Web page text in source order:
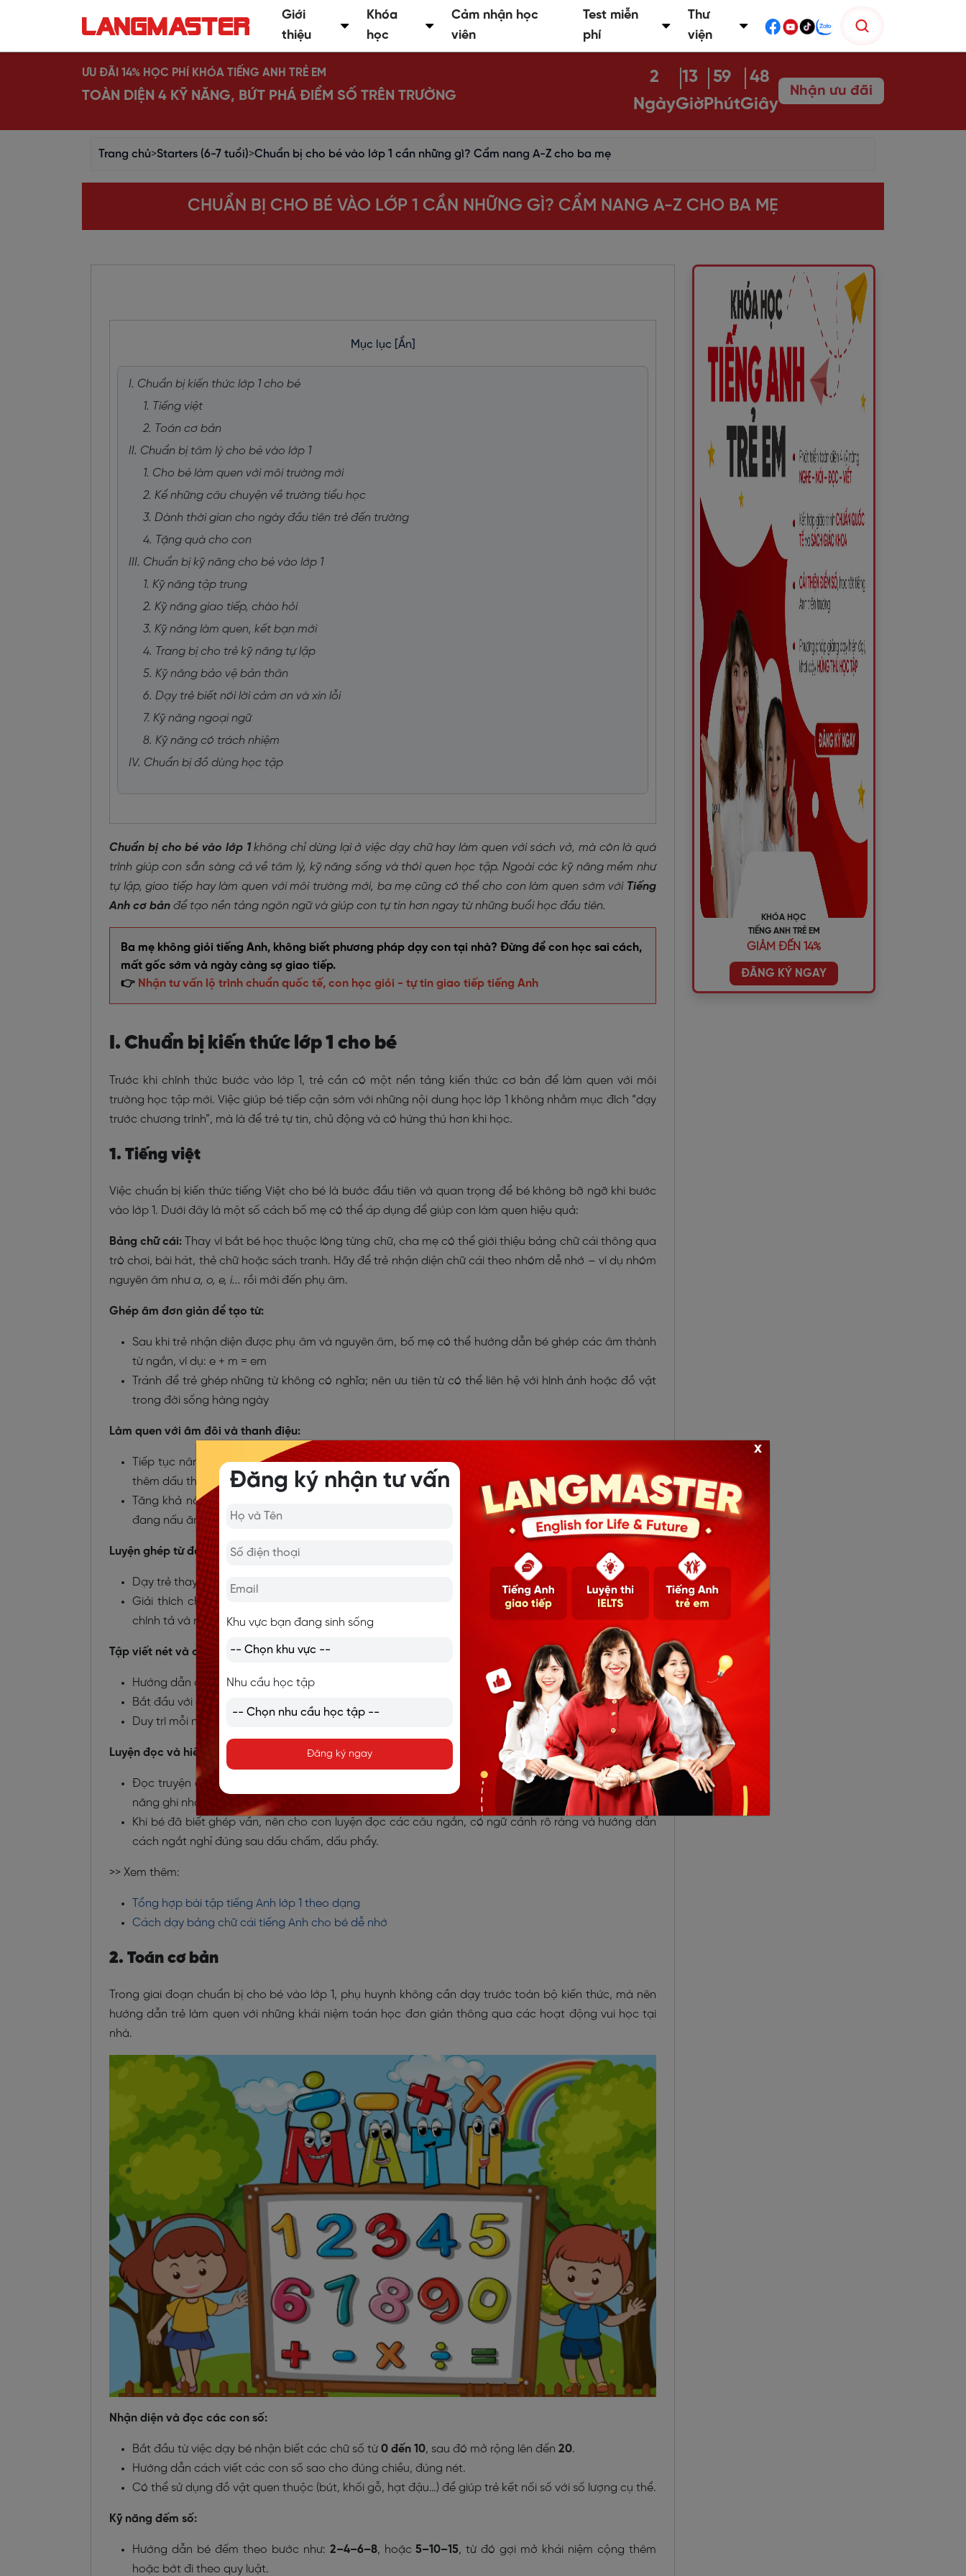
Giới
thiệu
Khóa
học
Cảm nhận học
viên
Test miễn
phí
Thư
viện
ƯU ĐÃI 14% HỌC PHÍ KHÓA TIẾNG ANH TRẺ EM
TOÀN DIỆN 4 KỸ NĂNG, BỨT PHÁ ĐIỂM SỐ TRÊN TRƯỜNG
2
Ngày
13
Giờ
59
Phút
47
Giây
Nhận ưu đãi
Trang chủ>Starters (6-7 tuổi)>Chuẩn bị cho bé vào lớp 1 cần những gì? Cẩm nang A-Z cho ba mẹ
CHUẨN BỊ CHO BÉ VÀO LỚP 1 CẦN NHỮNG GÌ? CẨM NANG A-Z CHO BA MẸ
Mục lục [Ẩn]
I. Chuẩn bị kiến thức lớp 1 cho bé
1. Tiếng việt
2. Toán cơ bản
II. Chuẩn bị tâm lý cho bé vào lớp 1
1. Cho bé làm quen với môi trường mới
2. Kể những câu chuyện về trường tiểu học
3. Dành thời gian cho ngày đầu tiên trẻ đến trường
4. Tặng quà cho con
III. Chuẩn bị kỹ năng cho bé vào lớp 1
1. Kỹ năng tập trung
2. Kỹ năng giao tiếp, chào hỏi
3. Kỹ năng làm quen, kết bạn mới
4. Trang bị cho trẻ kỹ năng tự lập
5. Kỹ năng bảo vệ bản thân
6. Dạy trẻ biết nói lời cảm ơn và xin lỗi
7. Kỹ năng ngoại ngữ
8. Kỹ năng có trách nhiệm
IV. Chuẩn bị đồ dùng học tập
Chuẩn bị cho bé vào lớp 1không chỉ dừng lại ở việc dạy chữ hay làm quen với sách vở, mà còn là quá
trình giúp con sẵn sàng cả về tâm lý, kỹ năng sống và thói quen học tập. Ngoài các kỹ năng mềm như
tự lập, giao tiếp hay làm quen với môi trường mới, ba mẹ cũng có thể cho con làm quen sớm với Tiếng
Anh cơ bản để tạo nền tảng ngôn ngữ và giúp con tự tin hơn ngay từ những buổi học đầu tiên.
Ba mẹ không giỏi tiếng Anh, không biết phương pháp dạy con tại nhà? Đừng để con học sai cách,
mất gốc sớm và ngày càng sợ giao tiếp.
👉 Nhận tư vấn lộ trình chuẩn quốc tế, con học giỏi - tự tin giao tiếp tiếng Anh
I. Chuẩn bị kiến thức lớp 1 cho bé
Trước khi chính thức bước vào lớp 1, trẻ cần có một nền tảng kiến thức cơ bản để làm quen với môi
trường học tập mới. Việc giúp bé tiếp cận sớm với những nội dung học lớp 1 không nhằm mục đích “dạy
trước chương trình”, mà là để trẻ tự tin, chủ động và có hứng thú hơn khi học.
1. Tiếng việt
Việc chuẩn bị kiến thức tiếng Việt cho bé là bước đầu tiên và quan trọng để bé không bỡ ngỡ khi bước
vào lớp 1. Dưới đây là một số cách bố mẹ có thể áp dụng để giúp con làm quen hiệu quả:
Bảng chữ cái: Thay vì bắt bé học thuộc lòng từng chữ, cha mẹ có thể giới thiệu bảng chữ cái thông qua
trò chơi, bài hát, thẻ chữ hoặc sách tranh. Hãy để trẻ nhận diện chữ cái theo nhóm dễ nhớ – ví dụ nhóm
nguyên âm như a, o, e, i... rồi mới đến phụ âm.
Ghép âm đơn giản để tạo từ:
Sau khi trẻ nhận diện được phụ âm và nguyên âm, bố mẹ có thể hướng dẫn bé ghép các âm thành
từ ngắn, ví dụ: e + m = em
Tránh để trẻ ghép những từ không có nghĩa; nên ưu tiên từ có thể liên hệ với hình ảnh hoặc đồ vật
trong đời sống hàng ngày
Làm quen với âm đôi và thanh điệu:
Tiếp tục nâng cao bằng cách ghép phụ âm với nguyên âm đôi như:
thêm dấu thanh để tạo ra từ mới.
Tăng khả năng ghi nhớ bằng cách đặt từ vào trong ngữ cảnh, ví dụ: từ “mẹ” nằm trong câu: “Mẹ
đang nấu ăn”.
Luyện ghép từ đơn có dấu thanh:
Dạy trẻ thay đổi dấu thanh để tạo các biến thể từ mới, ví dụ: ba – bà – bá – bạ – bả – bã .
Giải thích cho con hiểu từ nào có nghĩa, từ nào không có nghĩa để giúp con phát triển kỹ năng
chính tả và ngữ nghĩa sau này.
Tập viết nét và chữ cái:
Hướng dẫn con cầm bút đúng cách, ngồi viết đúng tư thế để đảm bảo sức khỏe tay và mắt.
Bắt đầu với các nét cơ bản như nét thẳng, nét cong, nét móc trước khi luyện viết chữ cái.
Duy trì mỗi ngày một nét, kết hợp tô màu để bé vừa học vừa chơi, không tạo áp lực.
Luyện đọc và hiểu nội dung đơn giản:
Đọc truyện cho con nghe mỗi tối, sau đó hỏi lại một vài chi tiết trong câu chuyện để kiểm tra khả
năng ghi nhớ và hiểu nội dung.
Khi bé đã biết ghép vần, nên cho con luyện đọc các câu ngắn, có ngữ cảnh rõ ràng và hướng dẫn
cách ngắt nghỉ đúng sau dấu chấm, dấu phẩy.
>> Xem thêm:
Tổng hợp bài tập tiếng Anh lớp 1 theo dạng
Cách dạy bảng chữ cái tiếng Anh cho bé dễ nhớ
2. Toán cơ bản
Trong giai đoạn chuẩn bị cho bé vào lớp 1, phụ huynh không cần dạy trước toàn bộ kiến thức, mà nên
hướng dẫn trẻ làm quen với những khái niệm toán học đơn giản thông qua các hoạt động vui học tại
nhà.
Nhận diện và đọc các con số:
Bắt đầu từ việc dạy bé nhận biết các chữ số từ 0 đến 10, sau đó mở rộng lên đến 20.
Hướng dẫn cách viết các con số sao cho đúng chiều, đúng nét.
Có thể sử dụng đồ vật quen thuộc (bút, khối gỗ, hạt đậu…) để giúp trẻ kết nối số với số lượng cụ thể.
Kỹ năng đếm số:
Hướng dẫn bé đếm theo bước như: 2–4–6–8, hoặc5–10–15, từ đó gợi mở khái niệm cộng thêm
hoặc bớt đi theo quy luật.
KHÓA HỌC
TIẾNG ANH TRẺ EM
GIẢM ĐẾN 14%
ĐĂNG KÝ NGAY
Đăng ký nhận tư vấn
Khu vực bạn đang sinh sống
Nhu cầu học tập
Đăng ký ngay
x